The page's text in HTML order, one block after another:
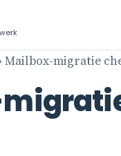
Mailbox-migratie